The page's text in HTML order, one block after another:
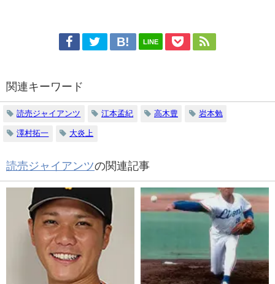
LINE
関連キーワード
読売ジャイアンツ 江本孟紀 高木豊 岩本勉
澤村拓一 大炎上
読売ジャイアンツの関連記事